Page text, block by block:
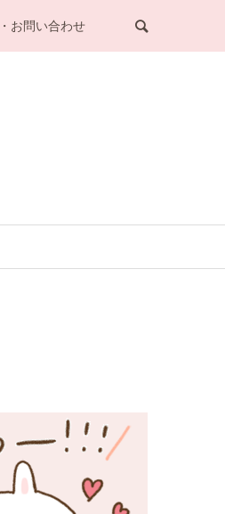
お問い合わせ